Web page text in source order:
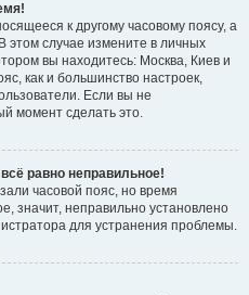
к другому часовому поясу, а
этом случае измените в личных
вы находитесь: Москва, Киев и
как и большинство настроек,
Если вы не
момент сделать это.
равно неправильное!
часовой пояс, но время
значит, неправильно установлено
для устранения проблемы.